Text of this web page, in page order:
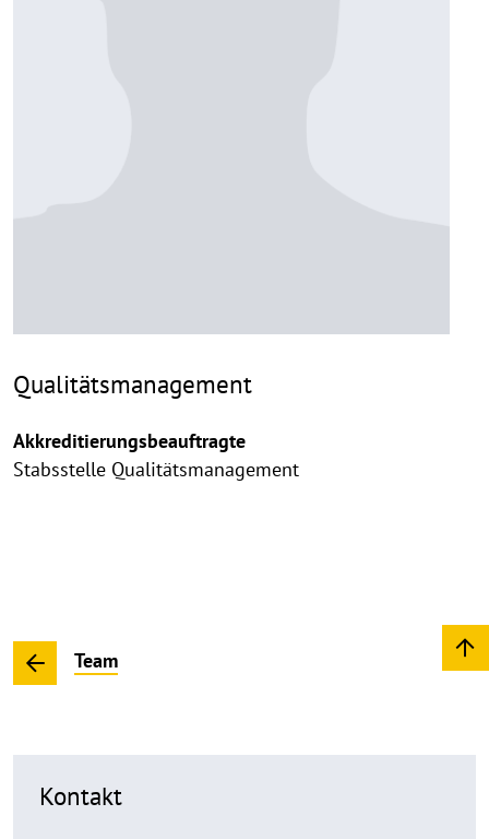
Qualitätsmanagement
Akkreditierungsbeauftragte
Stabsstelle Qualitätsmanagement
Team
Kontakt